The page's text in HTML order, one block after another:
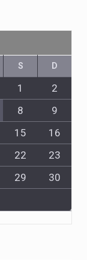
S D
1
2
8
9
15
16
22
23
29
30